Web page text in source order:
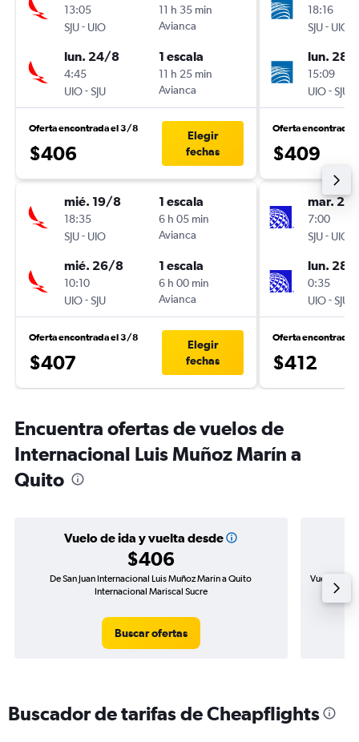
13:05
SJU- UIO
11 h 35 min
Avianca
lun. 24/8
4:45
UIO-SJU
1 escala
11 h 25 min
Avianca
Oferta encontrada el 3/8
$406
Elegir
fechas
mié. 19/8
18:35
SJU- UIO
1 escala
6 h 05 min
Avianca
mié. 26/8
10:10
UIO-SJU
1 escala
6 h 00 min
Avianca
Oferta encontrada el 3/8
$407
Elegir
fechas
18:16
SJU- UIO
lun. 28/
15:09
UIO-SJU
Oferta encontrada
$409
mar.
7:00
SJU- UIO
lun. 28/
0:35
UIO-SJU
Oferta encontrada
$412
Encuentra ofertas de vuelos de
Internacional Luis Muñoz Marín a
Quito
Vuelo de ida y vuelta desde
$406
De San Juan Internacional Luis Muñoz Marín a Quito
Internacional Mariscal Sucre
Buscar ofertas
Vuelo de
Buscador de tarifas de Cheapflights